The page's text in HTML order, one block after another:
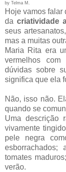
by Telma M.
Hoje vamos falar
dacriatividade
seus
mas a muitas
Maria Rita era
vermelhos
dúvidas sobre
significa que ela
Não, isso não.
quando se
Uma descrição
vivamente
pele negra
esborrachados;
tomates
verão.